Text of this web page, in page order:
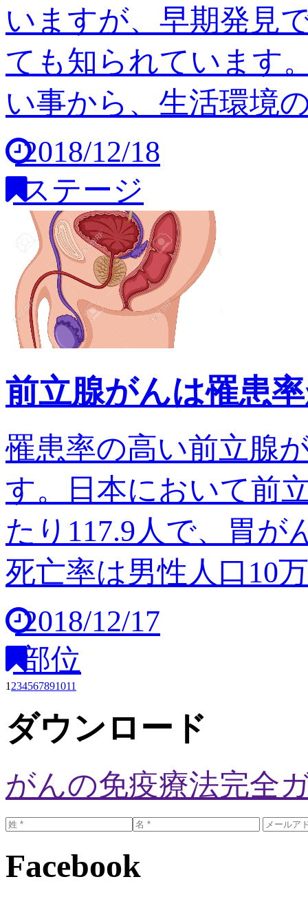
いますが、早期発見
ても知られています
い事から、生活環境
2018/12/18
ステージ
前立腺がんは罹患
罹患率の高い前立腺
す。日本において前
たり117.9人で、胃が
死亡率は男性人口10
2018/12/17
部位
1 234567891011
ダウンロード
がんの免疫療法完全
Facebook